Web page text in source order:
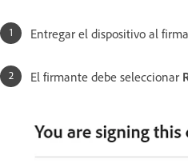
Entregar el dispositivo al
El firmante debe seleccionar